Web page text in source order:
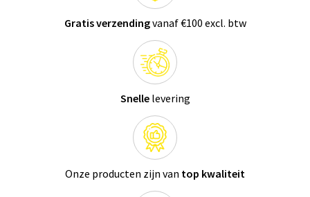
Gratis verzendingvanaf €100 excl. btw
Snellelevering
Onze producten zijn van top kwaliteit